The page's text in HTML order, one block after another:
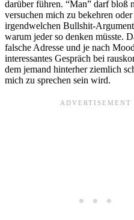
darüber führen. “Man” darf bloß
versuchen mich zu bekehren
irgendwelchen Bullshit-
warum jeder so denken müsste.
falsche Adresse und je nach
interessantes Gespräch bei
dem jemand hinterher ziemlich
mich zu sprechen sein wird.